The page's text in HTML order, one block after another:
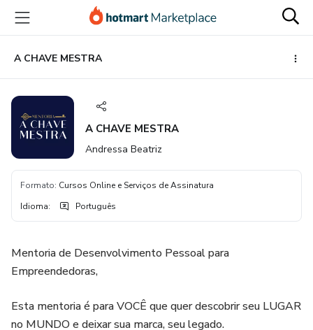
para
conteúdo
principal
para
pagamento
para
rodapé
A CHAVE MESTRA
A CHAVE MESTRA
Andressa Beatriz
Formato: Cursos Online e Serviços de Assinatura
Idioma: Português
Mentoria de Desenvolvimento Pessoal para
Empreendedoras,
Esta mentoria é para VOCÊ que quer descobrir seu LUGAR
no MUNDO e deixar sua marca, seu legado.